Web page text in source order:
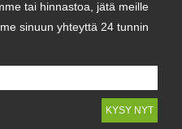
tai hinnastoa, jätä meille
sinuun yhteyttä 24 tunnin